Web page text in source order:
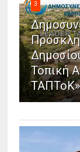
3
Τοπική
ΤΑΠΤοΚ»